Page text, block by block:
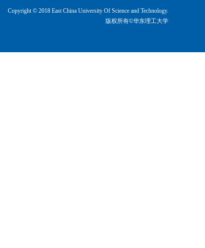
Copyright © 2018 East China University Of Science and Technology.
版权所有©华东理工大学